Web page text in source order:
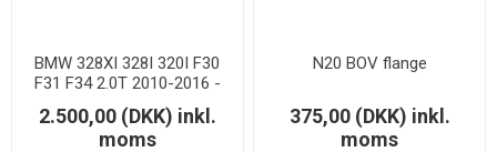
BMW 328XI 328I 320I F30
F31 F34 2.0T 2010-2016 -
Downpipe
2.500,00 (DKK) inkl.
moms
N20 BOV flange
375,00 (DKK) inkl.
moms